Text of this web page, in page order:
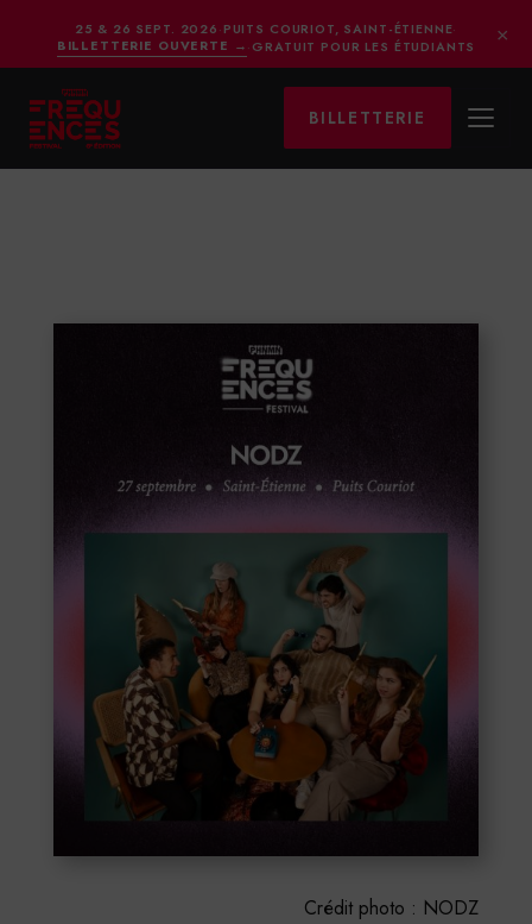
25 & 26 SEPT. 2026 · PUITS COURIOT, SAINT-ÉTIENNE·
BILLETTERIE OUVERTE → · GRATUIT POUR LES ÉTUDIANTS ×
BILLETTERIE
Crédit photo : NODZ